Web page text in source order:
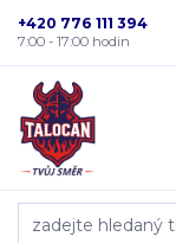
+420 776 111 394
7:00 - 17:00 hodin